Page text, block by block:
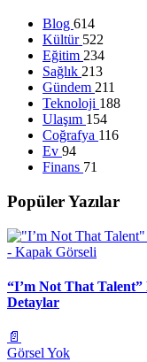
Blog 614
Kültür 522
Eğitim 234
Sağlık 213
Gündem 211
Teknoloji 188
Ulaşım 154
Coğrafya 116
Ev 94
Finans 71
Popüler Yazılar
“I’m Not That
Detaylar
📄
Görsel Yok